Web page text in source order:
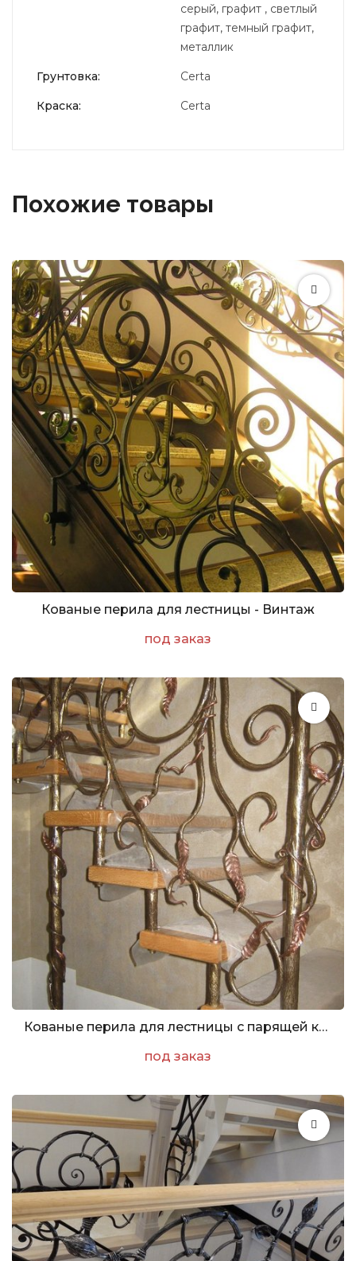
серый, графит , светлый
графит, темный графит,
металлик
Грунтовка: Certa
Краска: Certa
Похожие товары
Кованые перила для лестницы - Винтаж
под заказ
Кованые перила для лестницы с парящей конструкцией
под заказ